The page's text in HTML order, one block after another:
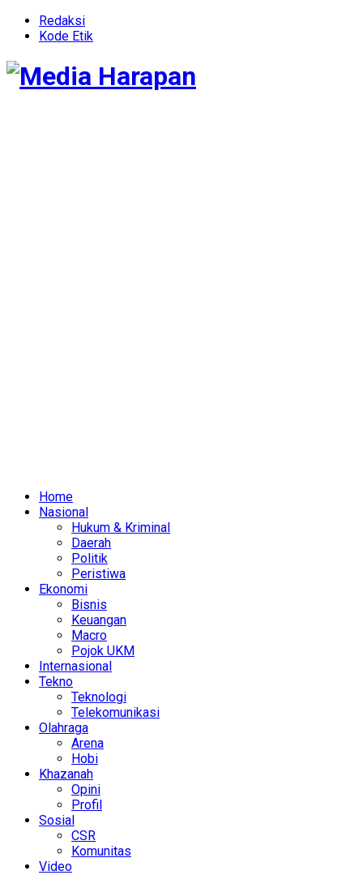
Redaksi
Kode Etik
Home
Nasional
Hukum & Kriminal
Daerah
Politik
Peristiwa
Ekonomi
Bisnis
Keuangan
Macro
Pojok UKM
Internasional
Tekno
Teknologi
Telekomunikasi
Olahraga
Arena
Hobi
Khazanah
Opini
Profil
Sosial
CSR
Komunitas
Video